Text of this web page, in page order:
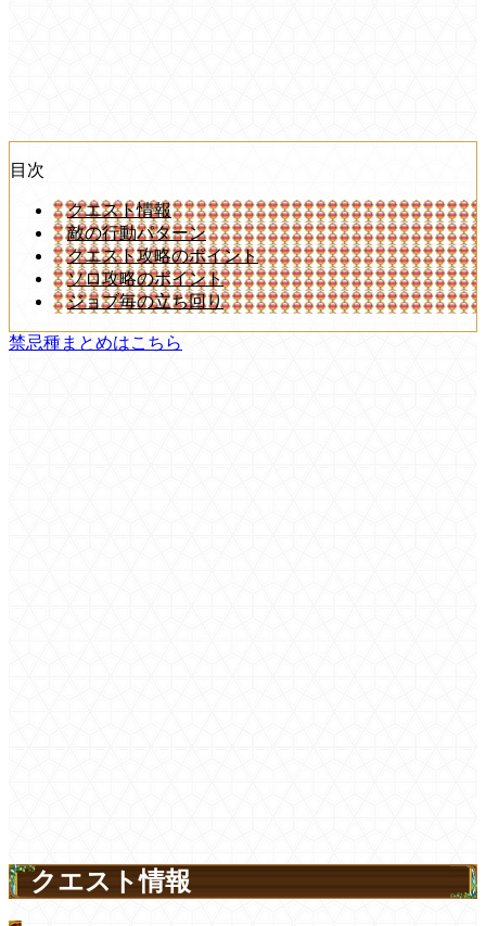
目次
クエスト情報
敵の行動パターン
クエスト攻略のポイント
ソロ攻略のポイント
ジョブ毎の立ち回り
禁忌種まとめはこちら
クエスト情報